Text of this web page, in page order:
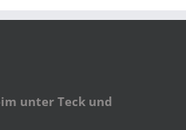
unter Teck und